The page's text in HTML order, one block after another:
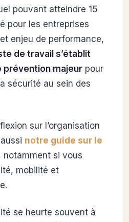
pouvant atteindre 15
pour les entreprises
enjeu de performance,
de travail s’établit
prévention majeur pour
sécurité au sein des
sur l’organisation
notre guide sur le
notamment si vous
mobilité et
se heurte souvent à